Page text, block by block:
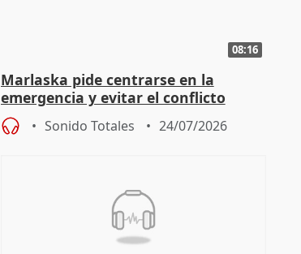
08:16
Marlaska pide centrarse en la
emergencia y evitar el conflicto
político
Sonido Totales 24/07/2026